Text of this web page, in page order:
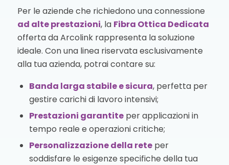
Per le aziende che richiedono una connessione
ad alte prestazioni, la Fibra Ottica Dedicata
offerta da Arcolink rappresenta la soluzione
ideale. Con una linea riservata esclusivamente
alla tua azienda, potrai contare su:
Banda larga stabile e sicura, perfetta per
gestire carichi di lavoro intensivi;
Prestazioni garantiteper applicazioni in
tempo reale e operazioni critiche;
Personalizzazione della reteper
soddisfare le esigenze specifiche della tua